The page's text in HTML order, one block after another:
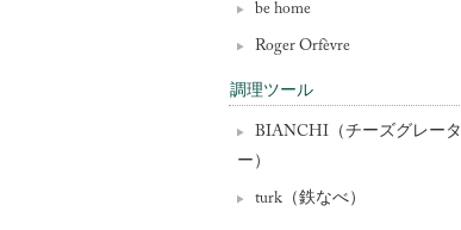
be home
Roger Orfèvre
調理ツール
BIANCHI（チーズグレータ
ー）
turk（鉄なべ）